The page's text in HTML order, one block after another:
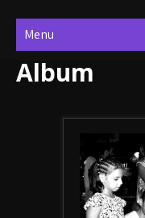
Menu
Album